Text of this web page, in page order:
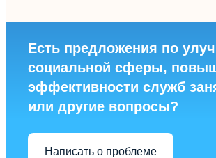
Есть предложения по
социальной сферы,
эффективности служб
или другие вопросы?
Написать о проблеме